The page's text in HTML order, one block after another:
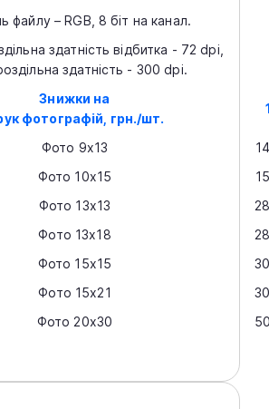
файлу – RGB, 8 біт на канал.
здатність відбитка - 72 dpi,
здатність - 300 dpi.
Знижки на
фотографій, грн./шт.
Фото 9х13
Фото 10х15
Фото 13х13
Фото 13х18
Фото 15х15
Фото 15х21
Фото 20х30